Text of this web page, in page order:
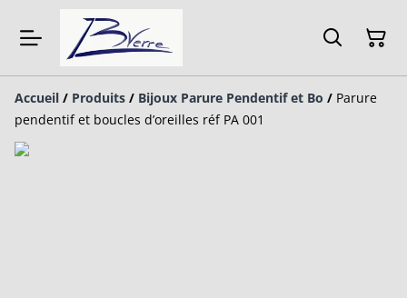
Accueil / Produits / Bijoux Parure Pendentif et Bo / Parure
pendentif et boucles d’oreilles réf PA 001